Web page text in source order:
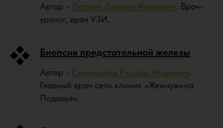
Автор - Петров Даниил Игоревич. Врач-
уролог, врач УЗИ.
Биопсия предстательной железы
Автор - Семендяев Руслан Игоревич.
Главный врач сети клиник «Жемчужина
Подолья».